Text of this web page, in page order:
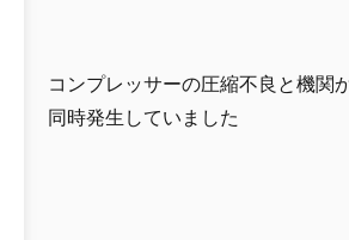
コンプレッサーの圧縮不良と機関
同時発生していました